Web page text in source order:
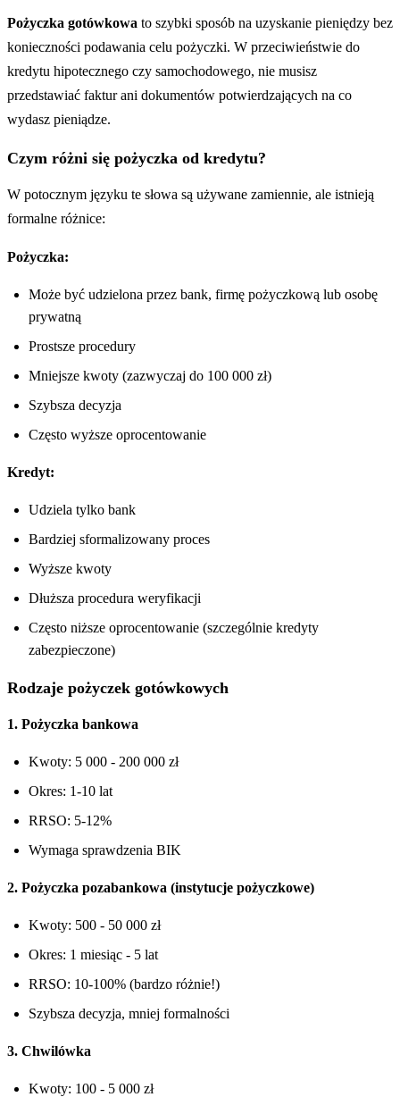
Pożyczka gotówkowa to szybki sposób na uzyskanie pieniędzy bez
konieczności podawania celu pożyczki. W przeciwieństwie do
kredytu hipotecznego czy samochodowego, nie musisz
przedstawiać faktur ani dokumentów potwierdzających na co
wydasz pieniądze.
Czym różni się pożyczka od kredytu?
W potocznym języku te słowa są używane zamiennie, ale istnieją
formalne różnice:
Pożyczka:
Może być udzielona przez bank, firmę pożyczkową lub osobę
prywatną
Prostsze procedury
Mniejsze kwoty (zazwyczaj do 100 000 zł)
Szybsza decyzja
Często wyższe oprocentowanie
Kredyt:
Udziela tylko bank
Bardziej sformalizowany proces
Wyższe kwoty
Dłuższa procedura weryfikacji
Często niższe oprocentowanie (szczególnie kredyty
zabezpieczone)
Rodzaje pożyczek gotówkowych
1. Pożyczka bankowa
Kwoty: 5 000 - 200 000 zł
Okres: 1-10 lat
RRSO: 5-12%
Wymaga sprawdzenia BIK
2. Pożyczka pozabankowa (instytucje pożyczkowe)
Kwoty: 500 - 50 000 zł
Okres: 1 miesiąc - 5 lat
RRSO: 10-100% (bardzo różnie!)
Szybsza decyzja, mniej formalności
3. Chwilówka
Kwoty: 100 - 5 000 zł